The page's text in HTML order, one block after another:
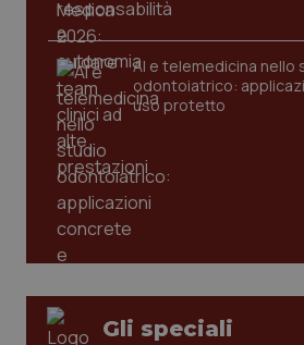
AI e telemedicina nello
odontoiatrico:
uso protetto
Gli speciali
tracking-sites-ironfish-
session-id
_ga